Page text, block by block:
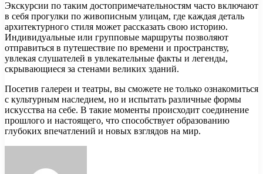
Экскурсии по таким достопримечательностям часто включают
в себя прогулки по живописным улицам, где каждая деталь
архитектурного стиля может рассказать свою историю.
Индивидуальные или групповые маршруты позволяют
отправиться в путешествие по времени и пространству,
увлекая слушателей в увлекательные факты и легенды,
скрывающиеся за стенами великих зданий.
Посетив галереи и театры, вы сможете не только ознакомиться
с культурным наследием, но и испытать различные формы
искусства на себе. В такие моменты происходит соединение
прошлого и настоящего, что способствует образованию
глубоких впечатлений и новых взглядов на мир.